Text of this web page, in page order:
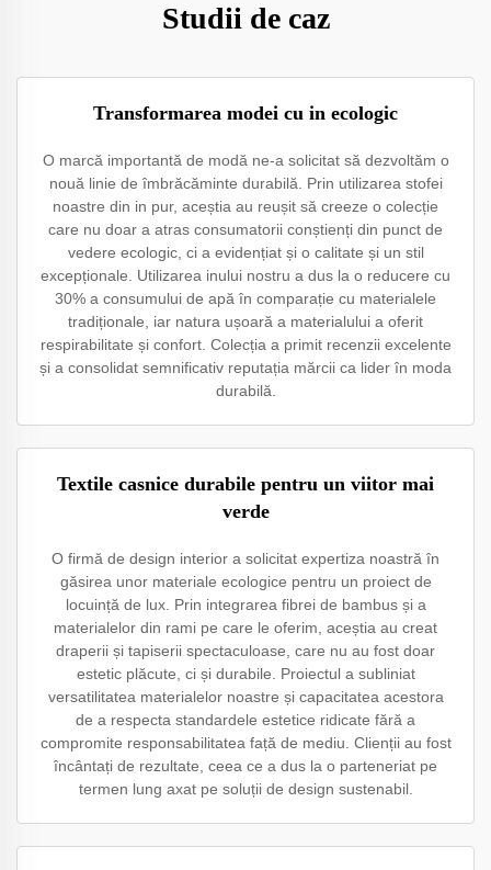
Studii de caz
Transformarea modei cu in ecologic
O marcă importantă de modă ne-a solicitat să dezvoltăm o
nouă linie de îmbrăcăminte durabilă. Prin utilizarea stofei
noastre din in pur, aceștia au reușit să creeze o colecție
care nu doar a atras consumatorii conștienți din punct de
vedere ecologic, ci a evidențiat și o calitate și un stil
excepționale. Utilizarea inului nostru a dus la o reducere cu
30% a consumului de apă în comparație cu materialele
tradiționale, iar natura ușoară a materialului a oferit
respirabilitate și confort. Colecția a primit recenzii excelente
și a consolidat semnificativ reputația mărcii ca lider în moda
durabilă.
Textile casnice durabile pentru un viitor mai
verde
O firmă de design interior a solicitat expertiza noastră în
găsirea unor materiale ecologice pentru un proiect de
locuință de lux. Prin integrarea fibrei de bambus și a
materialelor din rami pe care le oferim, aceștia au creat
draperii și tapiserii spectaculoase, care nu au fost doar
estetic plăcute, ci și durabile. Proiectul a subliniat
versatilitatea materialelor noastre și capacitatea acestora
de a respecta standardele estetice ridicate fără a
compromite responsabilitatea față de mediu. Clienții au fost
încântați de rezultate, ceea ce a dus la o parteneriat pe
termen lung axat pe soluții de design sustenabil.